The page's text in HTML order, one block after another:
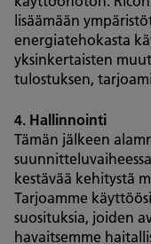
lisäämään
energiatehokasta
yksinkertaisten
tulostuksen,
4. Hallinnointi
Tämän jälkeen
kestävää kehitystä
Tarjoamme
suosituksia, joiden
havaitsemme